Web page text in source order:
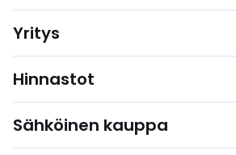
Yritys
Hinnastot
Sähköinen kauppa